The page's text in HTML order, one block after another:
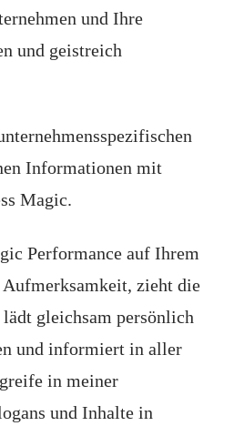
und Ihre
und geistreich
Informationen mit
Magic.
Performance auf Ihrem
Aufmerksamkeit, zieht die
lädt gleichsam persönlich
und informiert in aller
in meiner
und Inhalte in